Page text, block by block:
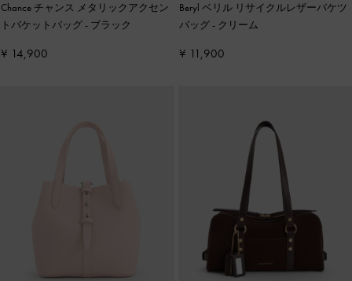
Chance チャンス メタリックアクセン
トバケットバッグ- ブラック
¥ 14,900
Beryl ベリル リサイクルレザーバケツ
バッグ- クリーム
¥ 11,900